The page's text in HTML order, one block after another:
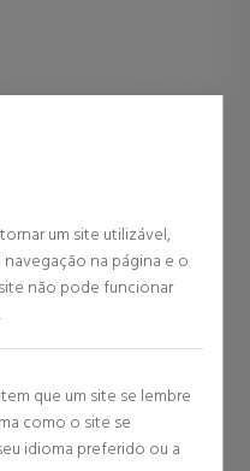
um site utilizável,
na página e o
não pode funcionar
que um site se lembre
como o site se
idioma preferido ou a
Óculos de sol para homens
217,68 € 35% DTO.